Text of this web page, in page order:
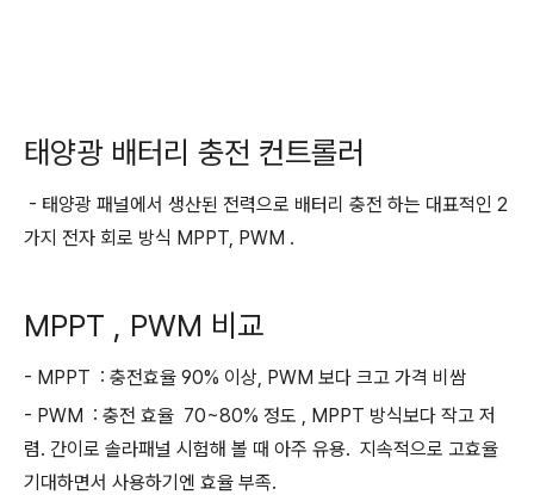
태양광 배터리 충전 컨트롤러
- 태양광 패널에서 생산된 전력으로 배터리 충전 하는 대표적인 2
가지 전자 회로 방식 MPPT, PWM .
MPPT , PWM 비교
- MPPT : 충전효율 90% 이상, PWM 보다 크고 가격 비쌈
- PWM : 충전 효율 70~80% 정도 , MPPT 방식보다 작고 저
렴. 간이로 솔라패널 시험해 볼 때 아주 유용. 지속적으로 고효율
기대하면서 사용하기엔 효율 부족.